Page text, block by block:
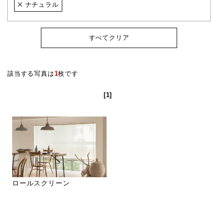
ナチュラル
すべてクリア
該当する写真は1枚です
[1]
ロールスクリーン